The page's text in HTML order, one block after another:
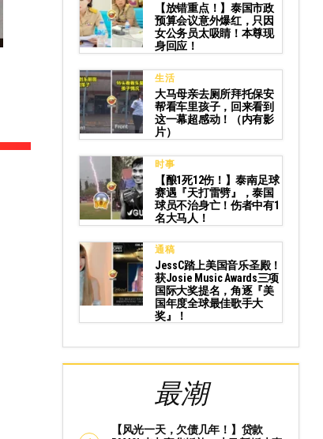
【放错重点！】泰国市政
预算会议意外爆红，只因
女公务员太吸睛！本尊现
身回应！
生活
大马母亲去厕所拜托保安
帮看车里孩子，回来看到
这一幕超感动！（内有影
片）
时事
【酿1死12伤！】泰南足球
赛遇『天打雷劈』，泰国
球员不治身亡！伤者中有1
名大马人！
通稿
JessC踏上美国音乐圣殿！
获Josie Music Awards三项
国际大奖提名，角逐『美
国年度全球最佳歌手大
奖』！
最潮
【风光一天，欠债几年！】贷款